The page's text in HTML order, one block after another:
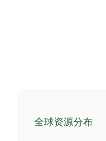
全球资源分布